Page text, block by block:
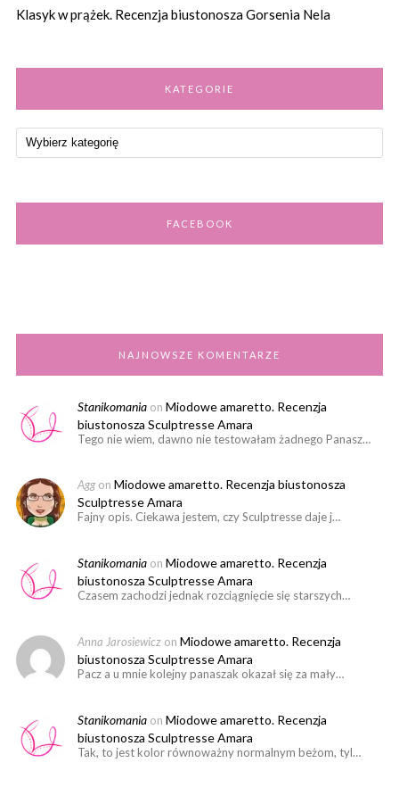
Klasyk w prążek. Recenzja biustonosza Gorsenia Nela
KATEGORIE
FACEBOOK
NAJNOWSZE KOMENTARZE
Stanikomania on Miodowe amaretto. Recenzja
biustonosza Sculptresse Amara
Tego nie wiem, dawno nie testowałam żadnego Panasz…
Agg on Miodowe amaretto. Recenzja biustonosza
Sculptresse Amara
Fajny opis. Ciekawa jestem, czy Sculptresse daje j…
Stanikomania on Miodowe amaretto. Recenzja
biustonosza Sculptresse Amara
Czasem zachodzi jednak rozciągnięcie się starszych…
Anna Jarosiewicz on Miodowe amaretto. Recenzja
biustonosza Sculptresse Amara
Pacz a u mnie kolejny panaszak okazał się za mały…
Stanikomania on Miodowe amaretto. Recenzja
biustonosza Sculptresse Amara
Tak, to jest kolor równoważny normalnym beżom, tyl…